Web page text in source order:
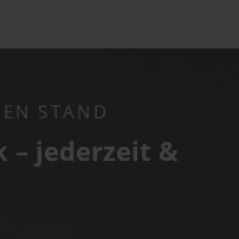
STAND
– jederzeit &